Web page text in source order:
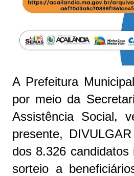
A Prefeitura
por meio da
Assistência Social,
presente,
dos 8.326
sorteio a